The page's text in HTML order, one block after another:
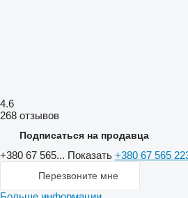
4.6
268 отзывов
Подписаться на продавца
+380 67 565... Показать +380 67 565
Перезвоните мне